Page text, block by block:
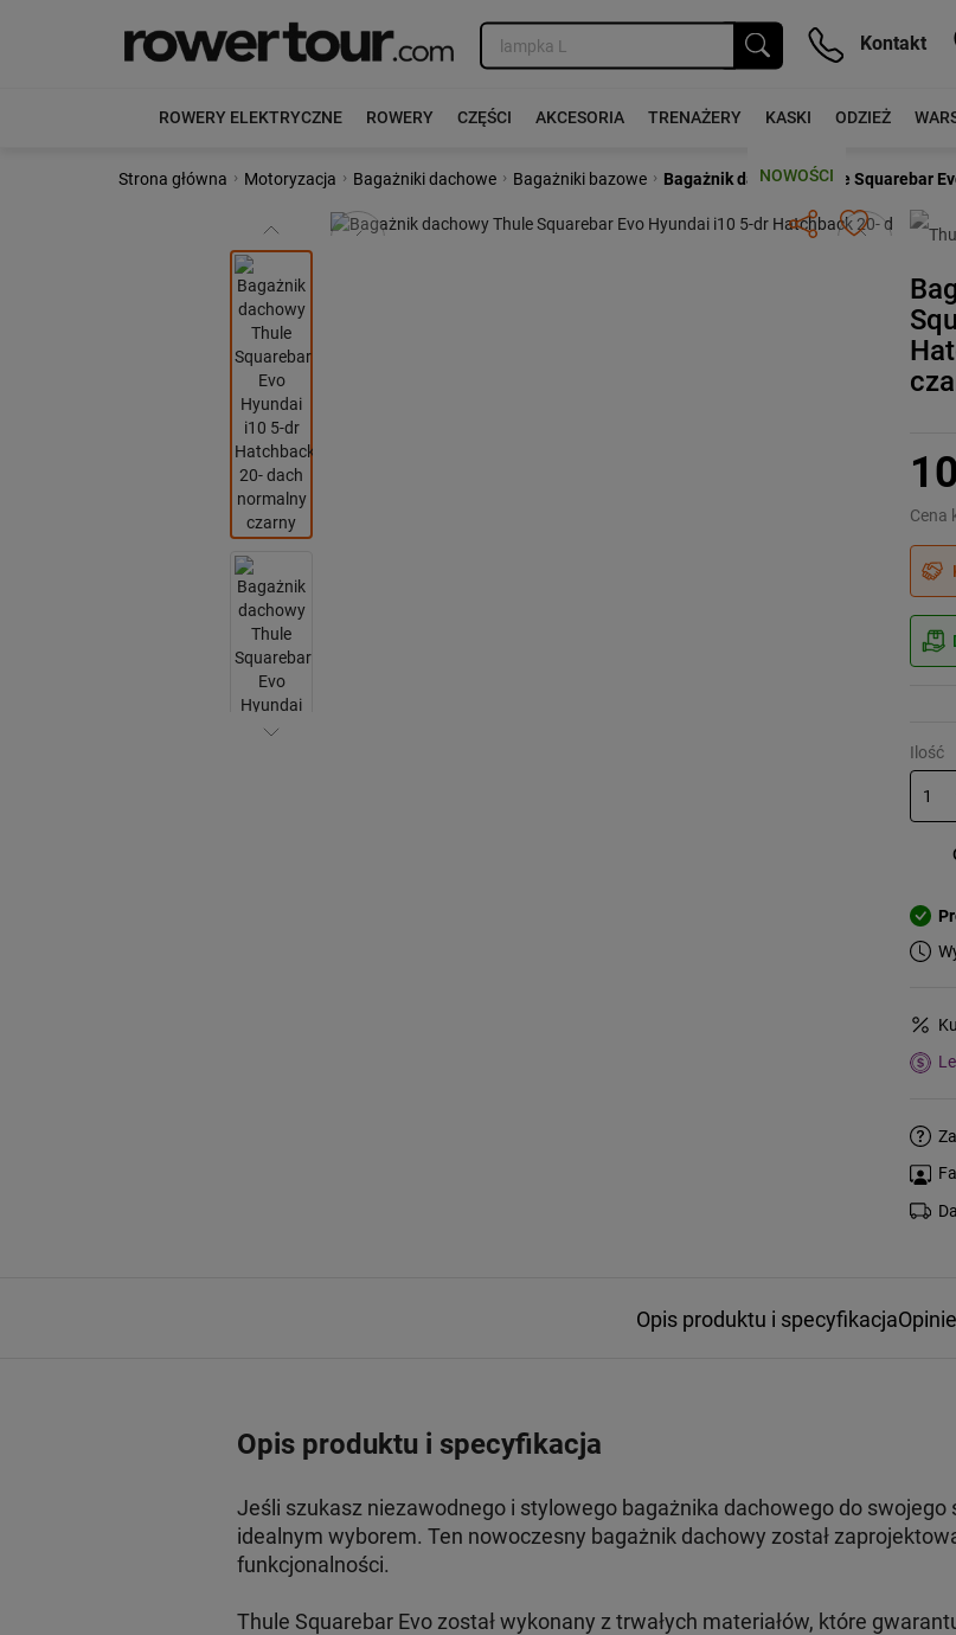
Kontakt
ROWERY ELEKTRYCZNE ROWERY CZĘŚCI AKCESORIA TRENAŻERY KASKI ODZIEŻ
NOWOŚCI
Strona główna › Motoryzacja › Bagażniki dachowe › Bagażniki bazowe › Bagażnik dachowy Thule Squarebar
Poprzedni Następny
Cena
Ilość
Opis produktu i specyfikacjaOpinie
Opis produktu i specyfikacja
Jeśli szukasz niezawodnego i stylowego bagażnika dachowego do swojego
idealnym wyborem. Ten nowoczesny bagażnik dachowy został
funkcjonalności.
Thule Squarebar Evo został wykonany z trwałych materiałów, które